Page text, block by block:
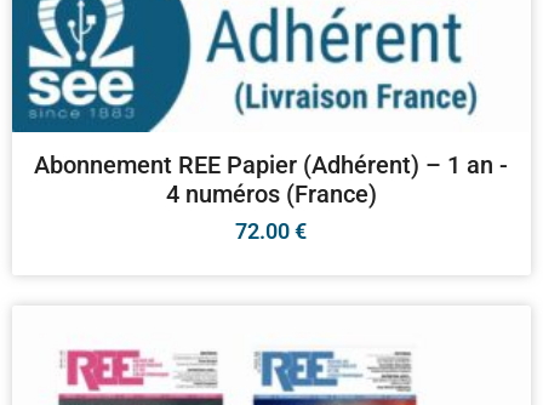
Abonnement REE Papier (Adhérent) – 1 an -
4 numéros (France)
72.00€